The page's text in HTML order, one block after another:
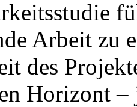
Arbeit zu
des
Horizont –